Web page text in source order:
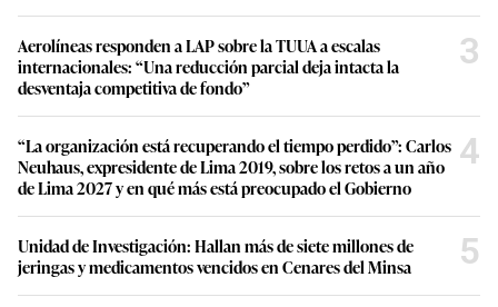
Aerolíneas responden a LAP sobre la TUUA a escalas
internacionales: “Una reducción parcial deja intacta la
desventaja competitiva de fondo”
3
“La organización está recuperando el tiempo perdido”: Carlos
Neuhaus, expresidente de Lima 2019, sobre los retos a un año
de Lima 2027 y en qué más está preocupado el Gobierno
4
Unidad de Investigación: Hallan más de siete millones de
jeringas y medicamentos vencidos en Cenares del Minsa
5